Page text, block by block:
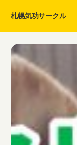
札幌気功サークル